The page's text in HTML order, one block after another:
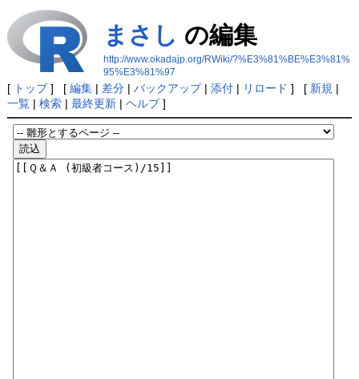
まさし の編集
http://www.okadajp.org/RWiki/?%E3%81%BE%E3%81%
95%E3%81%97
[ トップ] [ 編集| 差分| バックアップ| 添付| リロード ] [ 新規 |
一覧| 検索| 最終更新| ヘルプ]